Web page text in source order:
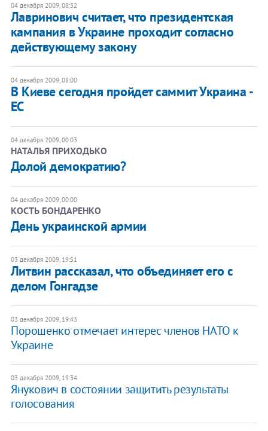
04 декабря 2009, 08:32
Лавринович считает, что президентская
кампания в Украине проходит согласно
действующему закону
04 декабря 2009, 08:00
В Киеве сегодня пройдет саммит Украина -
ЕС
04 декабря 2009, 00:03
НАТАЛЬЯ ПРИХОДЬКО
Долой демократию?
04 декабря 2009, 00:00
КОСТЬ БОНДАРЕНКО
День украинской армии
03 декабря 2009, 19:51
Литвин рассказал, что объединяет его с
делом Гонгадзе
03 декабря 2009, 19:43
Порошенко отмечает интерес членов НАТО к
Украине
03 декабря 2009, 19:34
Янукович в состоянии защитить результаты
голосования